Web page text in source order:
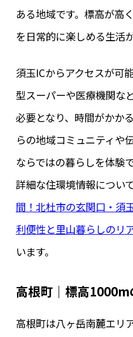
ある地域です。標高が高
を日常的に楽しめる生活
須玉ICからアクセスが可
型スーパーや医療機関な
必要となり、時間がかか
らの地域コミュニティや
ならではの暮らしを体験
詳細な住環境情報につい
間！北杜市の玄関口・須
利便性と里山暮らしのリ
います。
高根町｜標高
高根町は八ヶ岳南麓エリ